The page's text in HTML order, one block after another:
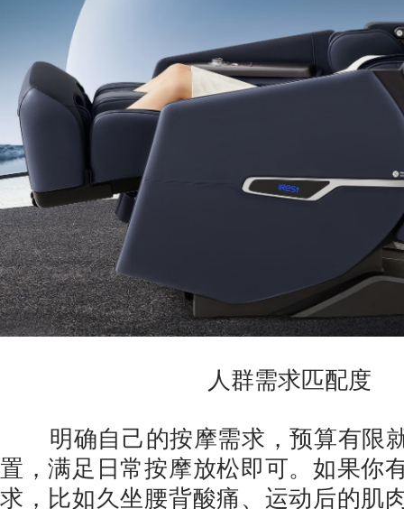
人群需求匹配度
明确自己的按摩需求，预算有限
置，满足日常按摩放松即可。如果你
求，比如久坐腰背酸痛、运动后的肌